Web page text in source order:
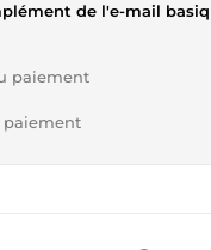
de l'e-mail
paiement
paiement